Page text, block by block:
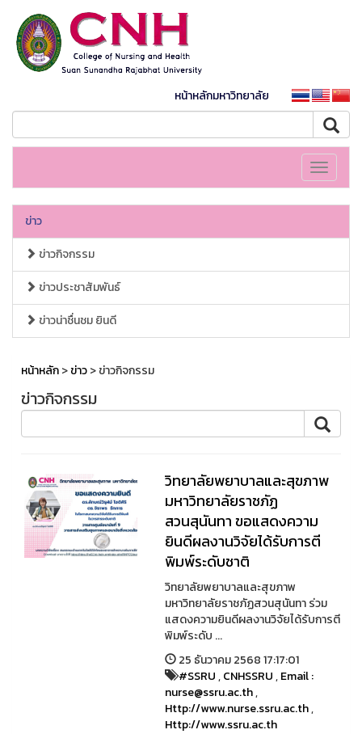
หน้าหลักมหาวิทยาลัย
Toggle
ข่าว
ข่าวกิจกรรม
ข่าวประชาสัมพันธ์
ข่าวน่าชื่นชม ยินดี
หน้าหลัก>ข่าว> ข่าวกิจกรรม
ข่าวกิจกรรม
วิทยาลัยพยาบาลและสุขภาพ
มหาวิทยาลัยราชภัฏ
สวนสุนันทา ขอแสดงความ
ยินดีผลงานวิจัยได้รับการตี
พิมพ์ระดับชาติ
วิทยาลัยพยาบาลและสุขภาพ
มหาวิทยาลัยราชภัฏสวนสุนันทา ร่วม
แสดงความยินดีผลงานวิจัยได้รับการตี
พิมพ์ระดับ ...
25 ธันวาคม 2568 17:17:01
#SSRU,CNHSSRU,Email :
nurse@ssru.ac.th,
Http://www.nurse.ssru.ac.th,
Http://www.ssru.ac.th